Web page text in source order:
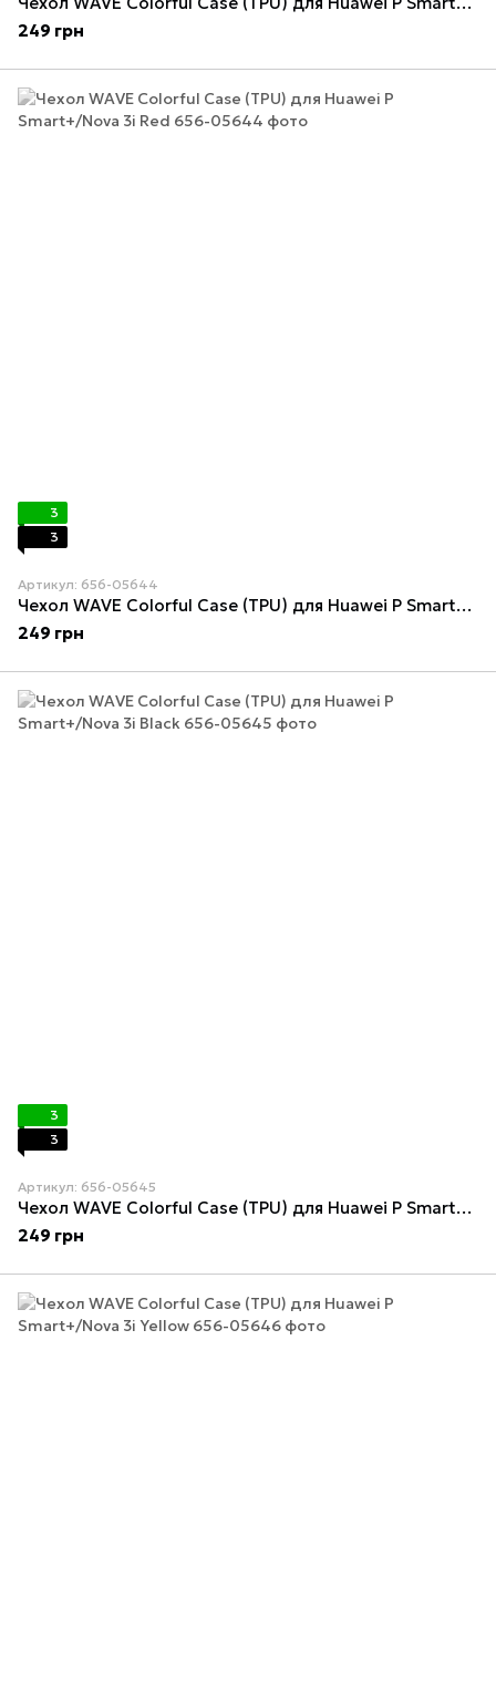
249 грн
3
3
Артикул: 656-05644
Чехол WAVE Colorful Case (TPU) для Huawei P Smart+/Nova 3i Red
249 грн
3
3
Артикул: 656-05645
Чехол WAVE Colorful Case (TPU) для Huawei P Smart+/Nova 3i Black
249 грн